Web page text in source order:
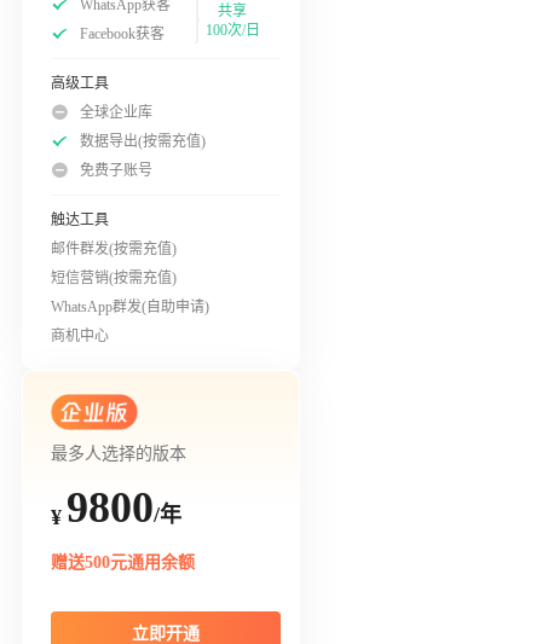
WhatsApp获客
Facebook获客
共享
100次/日
高级工具
全球企业库
数据导出(按需充值)
免费子账号
触达工具
邮件群发(按需充值)
短信营销(按需充值)
WhatsApp群发(自助申请)
商机中心
最多人选择的版本
¥ 9800/年
赠送500元通用余额
立即开通